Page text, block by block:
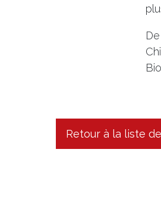
Retour à la liste